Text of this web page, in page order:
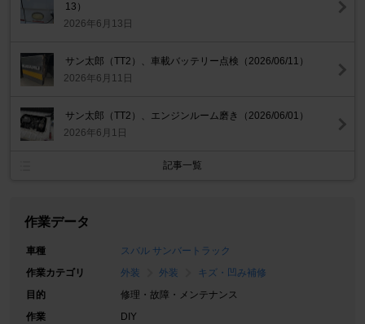
13）
2026年6月13日
サン太郎（TT2）、車載バッテリー点検（2026/06/11）
2026年6月11日
サン太郎（TT2）、エンジンルーム磨き（2026/06/01）
2026年6月1日
記事一覧
作業データ
車種
スバル サンバートラック
作業カテゴリ
外装 外装
キズ・凹み補修
目的
修理・故障・メンテナンス
作業
DIY